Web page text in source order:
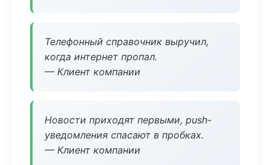
Телефонный справочник выручил,
когда интернет пропал.
— Клиент компании
Новости приходят первыми, push-
уведомления спасают в пробках.
— Клиент компании